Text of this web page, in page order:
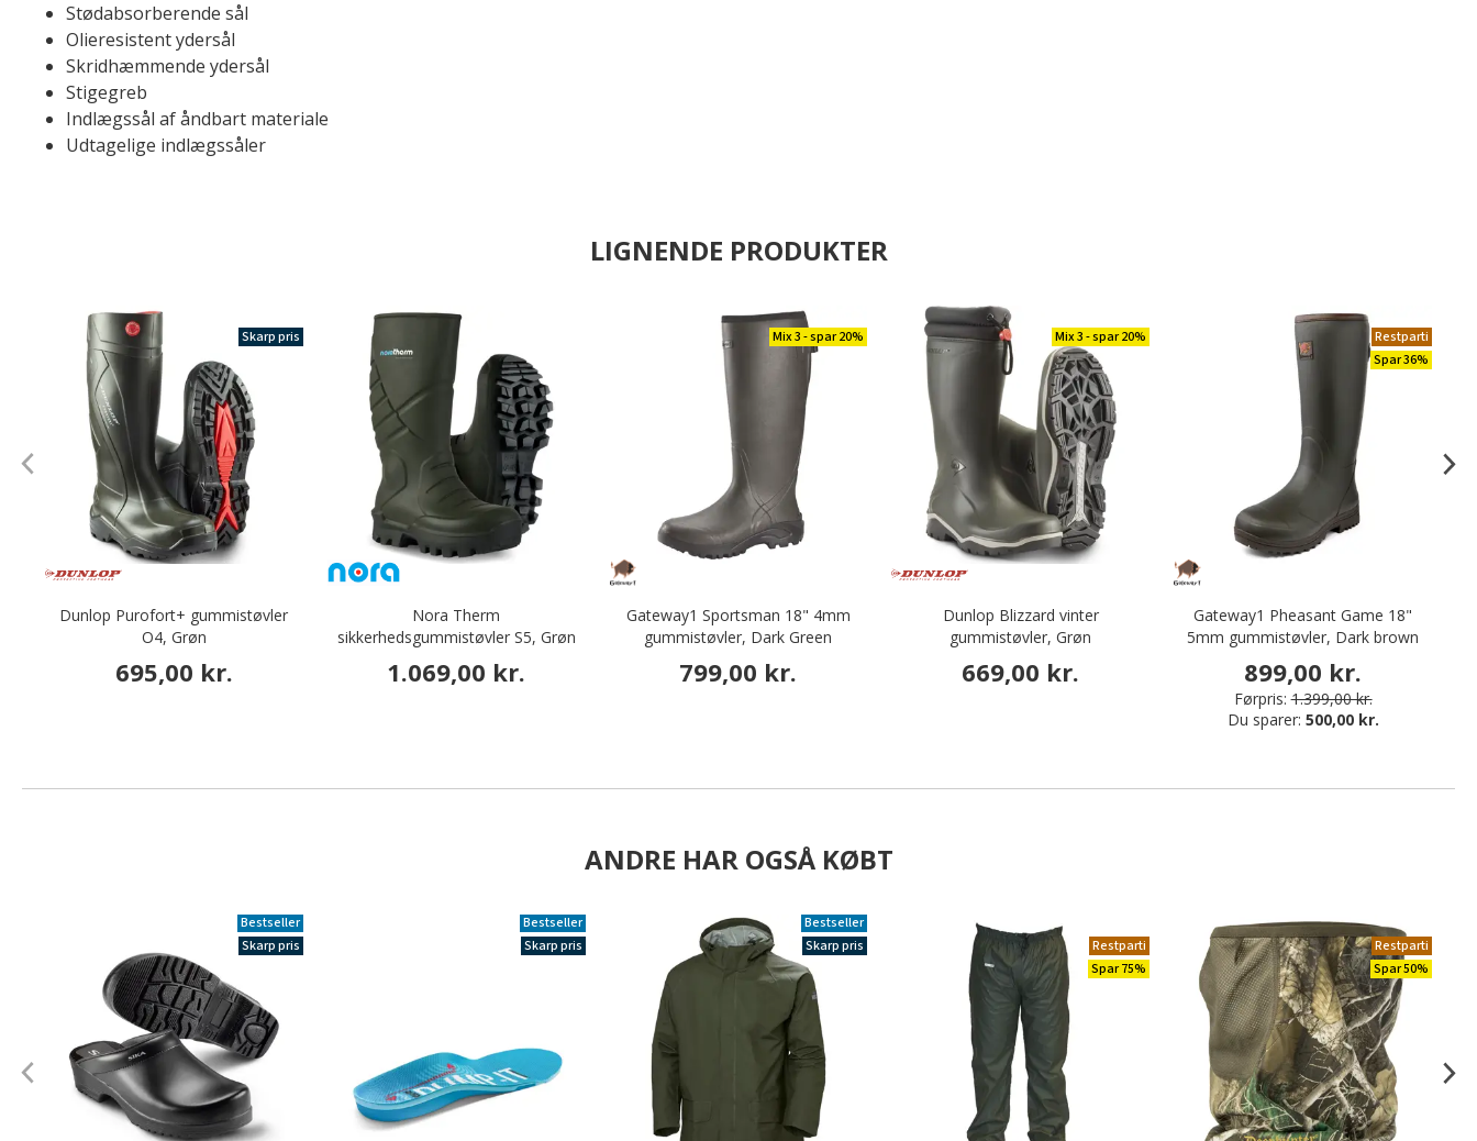
Stødabsorberende sål
Olieresistent ydersål
Skridhæmmende ydersål
Stigegreb
Indlægssål af åndbart materiale
Udtagelige indlægssåler
LIGNENDE PRODUKTER
Skarp pris
Dunlop Purofort+ gummistøvler
O4, Grøn
695,00 kr.
Nora Therm
sikkerhedsgummistøvler S5, Grøn
1.069,00 kr.
Mix 3 - spar 20%
Gateway1 Sportsman 18" 4mm
gummistøvler, Dark Green
799,00 kr.
Mix 3 - spar 20%
Dunlop Blizzard vinter
gummistøvler, Grøn
669,00 kr.
Restparti
Spar 36%
Gateway1 Pheasant Game 18"
5mm gummistøvler, Dark brown
899,00 kr.
Førpris: 1.399,00 kr.
Du sparer: 500,00 kr.
ANDRE HAR OGSÅ KØBT
Bestseller
Skarp pris
Bestseller
Skarp pris
Bestseller
Skarp pris
Restparti
Spar 75%
Restparti
Spar 50%